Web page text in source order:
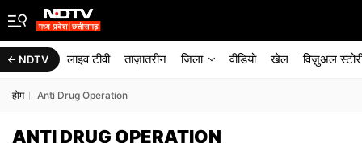
NDTV लाइव टीवी ताज़ातरीन जिला वीडियो खेल विज़ुअल
होम Anti Drug Operation
ANTI DRUG OPERATION